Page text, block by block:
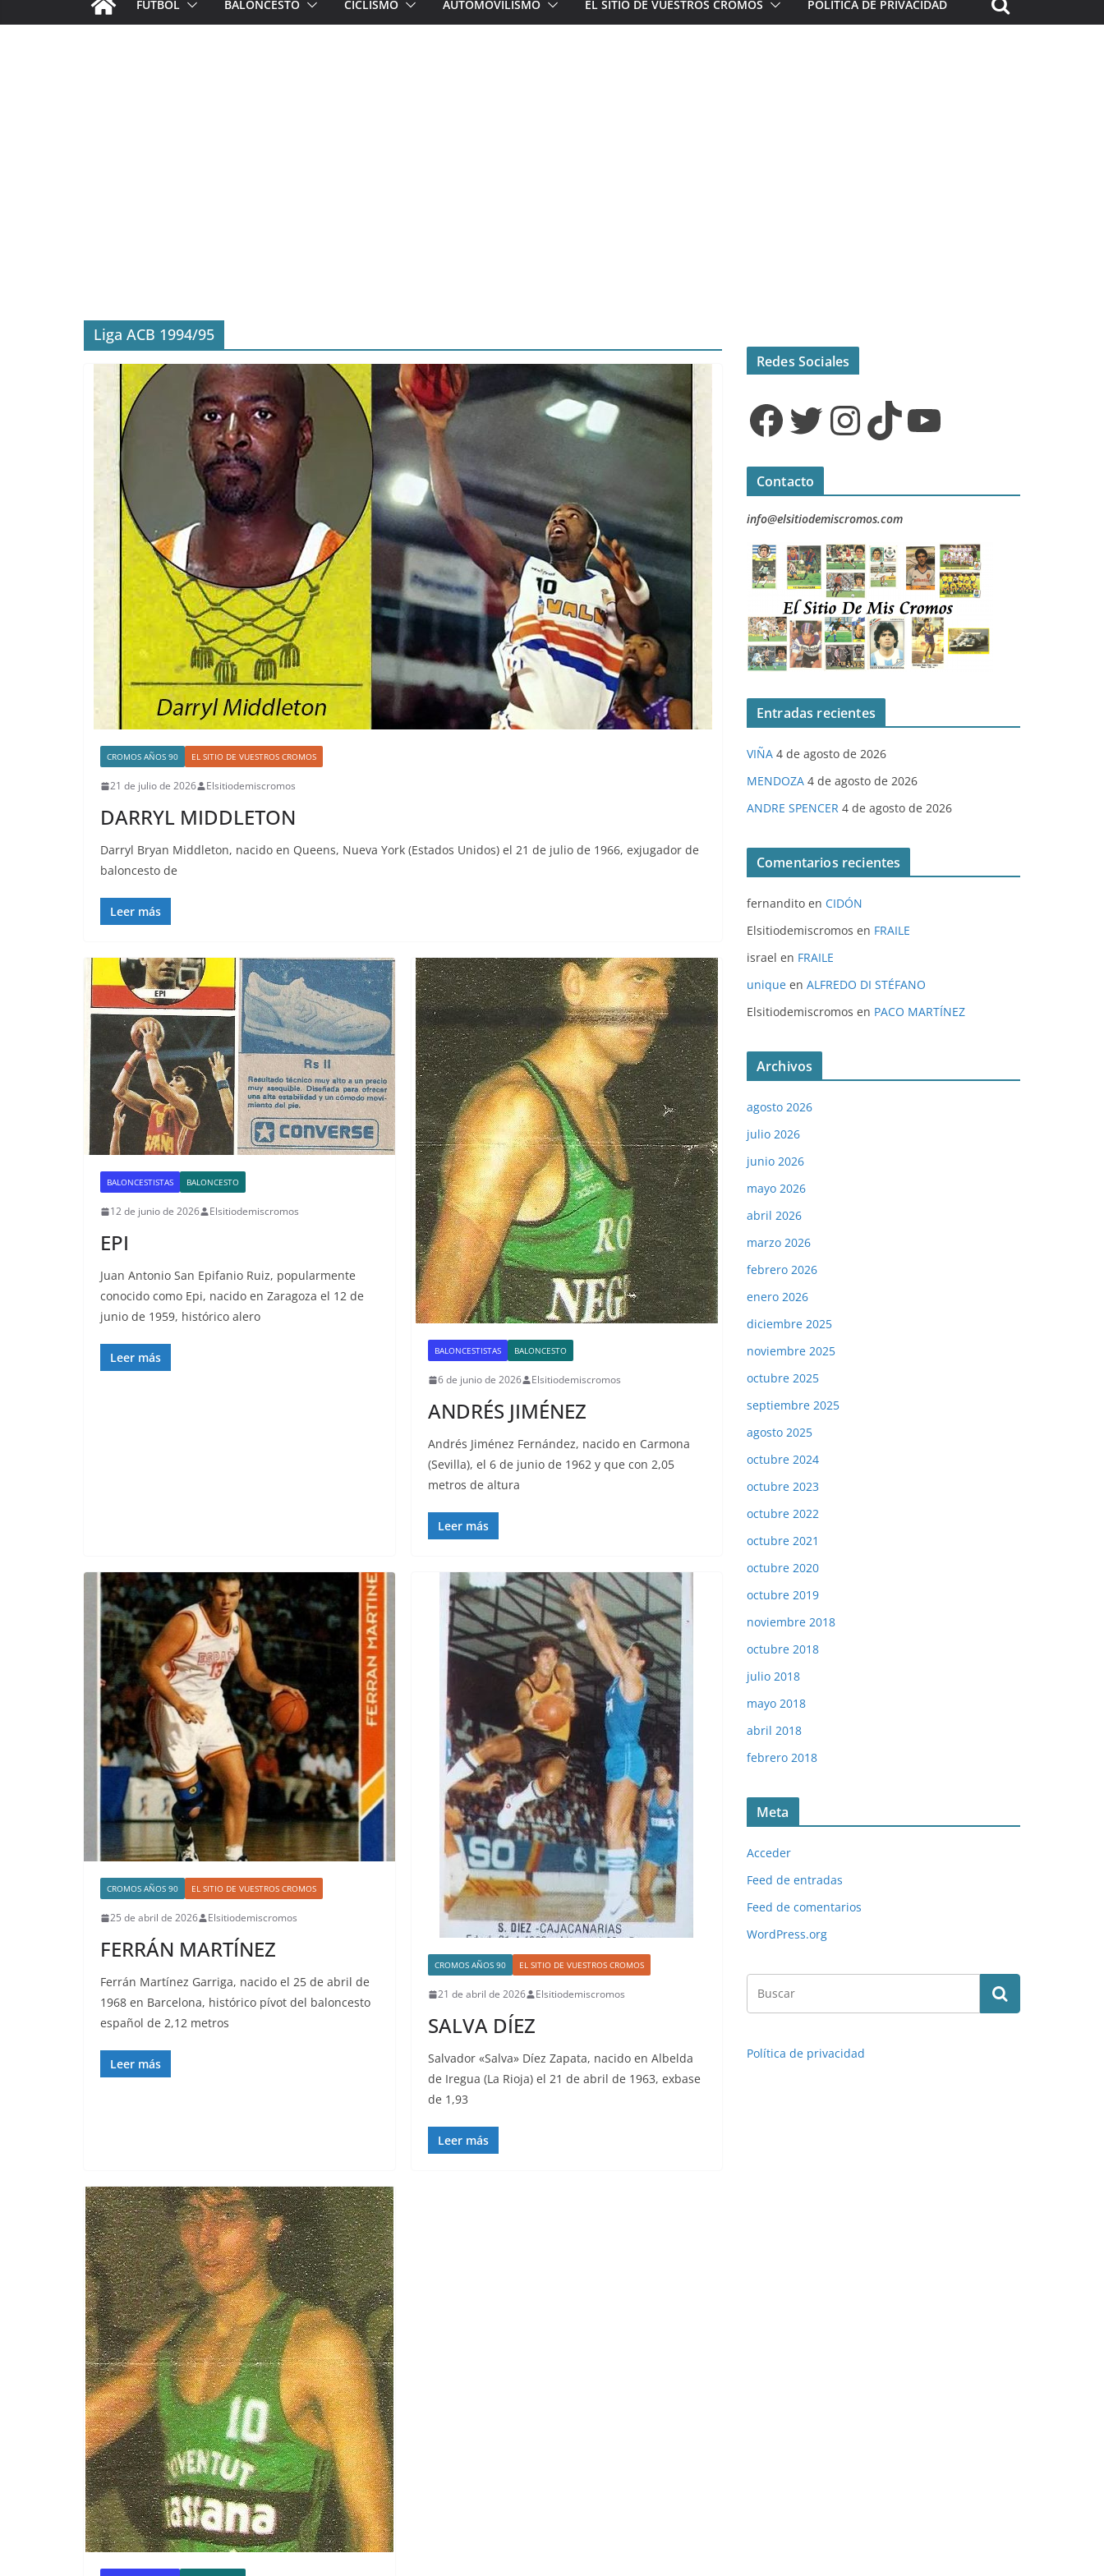
FÚTBOL BALONCESTO CICLISMO AUTOMOVILISMO EL SITIO DE VUESTROS CROMOS POLÍTICA DE PRIVACIDAD
Liga ACB 1994/95
CROMOS AÑOS 90 EL SITIO DE VUESTROS CROMOS
21 de julio de 2026 Elsitiodemiscromos
DARRYL MIDDLETON
Darryl Bryan Middleton, nacido en Queens, Nueva York (Estados Unidos) el 21 de julio de 1966, exjugador de
baloncesto de
Leer más
BALONCESTISTAS BALONCESTO
12 de junio de 2026 Elsitiodemiscromos
EPI
Juan Antonio San Epifanio Ruiz, popularmente
conocido como Epi, nacido en Zaragoza el 12 de
junio de 1959, histórico alero
Leer más BALONCESTISTAS BALONCESTO
6 de junio de 2026 Elsitiodemiscromos
ANDRÉS JIMÉNEZ
Andrés Jiménez Fernández, nacido en Carmona
(Sevilla), el 6 de junio de 1962 y que con 2,05
metros de altura
Leer más
CROMOS AÑOS 90 EL SITIO DE VUESTROS CROMOS
25 de abril de 2026 Elsitiodemiscromos
FERRÁN MARTÍNEZ
Ferrán Martínez Garriga, nacido el 25 de abril de
1968 en Barcelona, histórico pívot del baloncesto
español de 2,12 metros
Leer más
CROMOS AÑOS 90 EL SITIO DE VUESTROS CROMOS
21 de abril de 2026 Elsitiodemiscromos
SALVA DÍEZ
Salvador «Salva» Díez Zapata, nacido en Albelda
de Iregua (La Rioja) el 21 de abril de 1963, exbase
de 1,93
Leer más
Redes Sociales
Facebook Twitter InstagramTikTok YouTube
Contacto
info@elsitiodemiscromos.com
Entradas recientes
VIÑA 4 de agosto de 2026
MENDOZA 4 de agosto de 2026
ANDRE SPENCER 4 de agosto de 2026
Comentarios recientes
fernandito en CIDÓN
Elsitiodemiscromos en FRAILE
israel en FRAILE
unique en ALFREDO DI STÉFANO
Elsitiodemiscromos en PACO MARTÍNEZ
Archivos
agosto 2026
julio 2026
junio 2026
mayo 2026
abril 2026
marzo 2026
febrero 2026
enero 2026
diciembre 2025
noviembre 2025
octubre 2025
septiembre 2025
agosto 2025
octubre 2024
octubre 2023
octubre 2022
octubre 2021
octubre 2020
octubre 2019
noviembre 2018
octubre 2018
julio 2018
mayo 2018
abril 2018
febrero 2018
Meta
Acceder
Feed de entradas
Feed de comentarios
WordPress.org
Política de privacidad